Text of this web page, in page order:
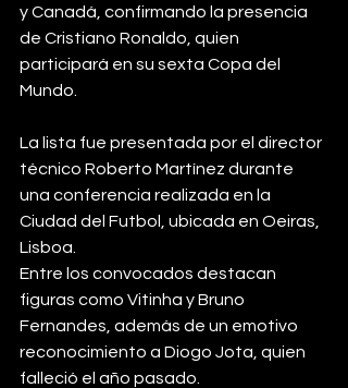
y Canadá, confirmando la presencia
de Cristiano Ronaldo, quien
participará en su sexta Copa del
Mundo.
La lista fue presentada por el director
técnico Roberto Martínez durante
una conferencia realizada en la
Ciudad del Futbol, ubicada en Oeiras,
Lisboa.
Entre los convocados destacan
figuras como Vitinha y Bruno
Fernandes, además de un emotivo
reconocimiento a Diogo Jota, quien
falleció el año pasado.